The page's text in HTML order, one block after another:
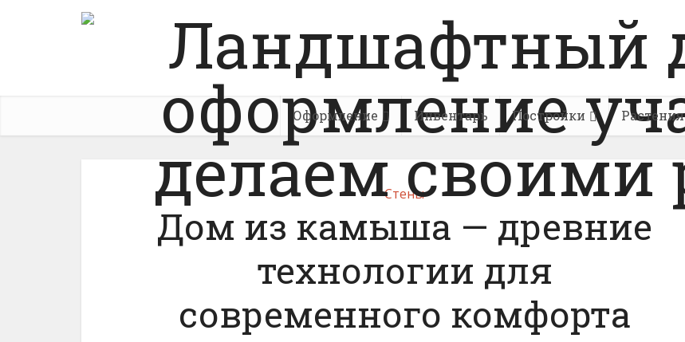
Оформление Инвентарь Постройки Растения
Стены
Дом из камыша — древние
технологии для
современного комфорта